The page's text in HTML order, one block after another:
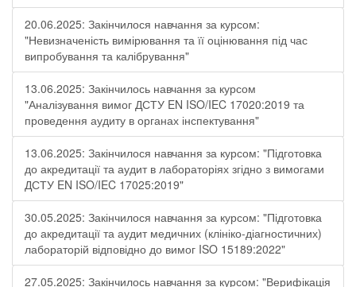
20.06.2025: Закінчилося навчання за курсом:
"Невизначеність вимірювання та її оцінювання під час
випробування та калібрування"
13.06.2025: Закінчилось навчання за курсом
"Аналізування вимог ДСТУ EN ISO/IEC 17020:2019 та
проведення аудиту в органах інспектування"
13.06.2025: Закінчилося навчання за курсом: "Підготовка
до акредитації та аудит в лабораторіях згідно з вимогами
ДСТУ EN ISO/IEC 17025:2019"
30.05.2025: Закінчилося навчання за курсом: "Підготовка
до акредитації та аудит медичних (клініко-діагностичних)
лабораторій відповідно до вимог ISO 15189:2022"
27.05.2025: Закінчилось навчання за курсом: "Верифікація